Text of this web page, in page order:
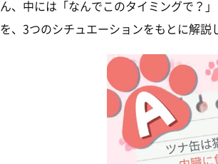
ん、中には「なんでこのタイミングで？
を、3つのシチュエーションをもとに解説